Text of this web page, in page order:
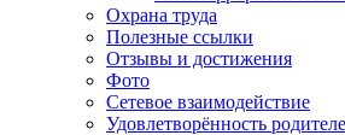
Охрана труда
Полезные ссылки
Отзывы и достижения
Фото
Сетевое взаимодействие
Удовлетворённость